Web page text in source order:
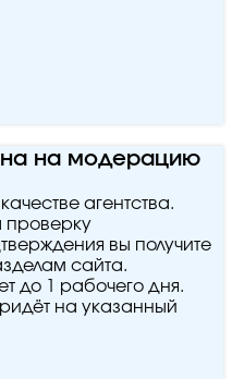
на модерацию
агентства.
проверку
вы получите
сайта.
до 1 рабочего дня.
на указанный